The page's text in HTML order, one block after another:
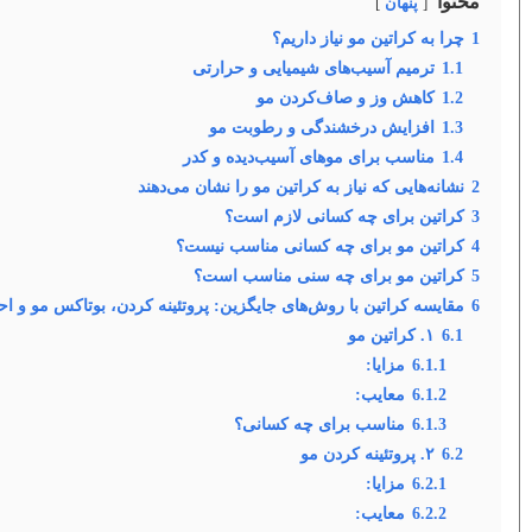
پنهان
1 چرا به کراتین مو نیاز داریم؟
1.1 ترمیم آسیب‌های شیمیایی و حرارتی
1.2 کاهش وز و صاف‌کردن مو
1.3
افزایش درخشندگی و رطوبت مو
1.4 مناسب برای موهای آسیب‌دیده و کدر
2 نشانه‌هایی که نیاز به کراتین مو را نشان می‌دهند
3 کراتین برای چه کسانی لازم است؟
4 کراتین مو برای چه کسانی مناسب نیست؟
5 کراتین مو برای چه سنی مناسب است؟
6 مقایسه کراتین با روش‌های جایگزین: پروتئینه کردن، بوتاکس مو و
6.1 ۱. کراتین مو
6.1.1 مزایا:
6.1.2 معایب:
6.1.3 مناسب برای چه کسانی؟
6.2 ۲. پروتئینه کردن مو
6.2.1 مزایا:
6.2.2 معایب: